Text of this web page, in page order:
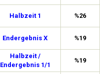
Halbzeit 1 %26
Endergebnis X %19
Halbzeit /
Endergebnis 1/1
%19